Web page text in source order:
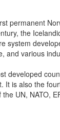
the
system
and various
is also the
UN, NATO,